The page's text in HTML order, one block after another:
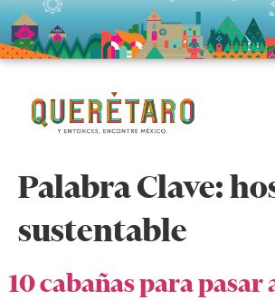
Palabra Clave:
sustentable
10 cabañas para pasar